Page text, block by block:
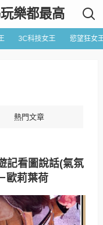
樂都最高
3C科技女王 慾望狂女
熱門文章
記看圖說話(氣氛
歐莉葉荷